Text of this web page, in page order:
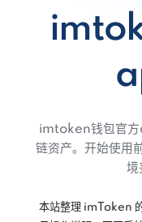
imtoken钱包官方
链资产。开始使用
境
本站整理 imToken